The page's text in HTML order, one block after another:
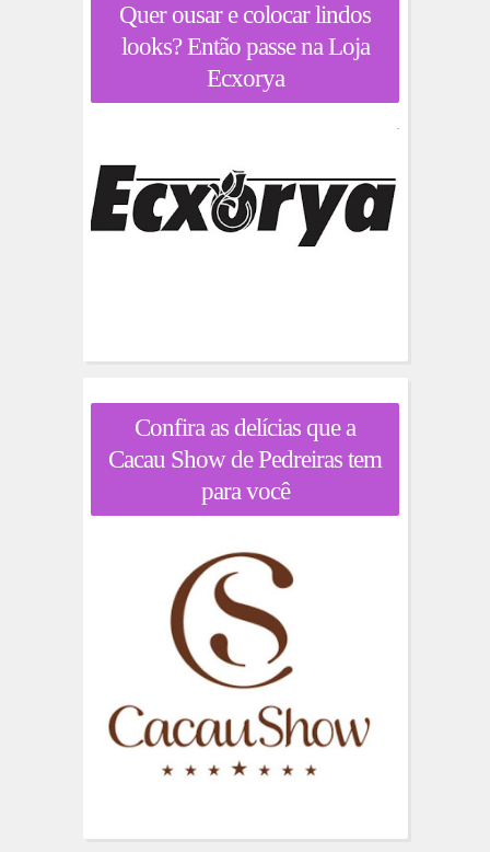
Quer ousar e colocar lindos
looks? Então passe na Loja
Ecxorya
Confira as delícias que a
Cacau Show de Pedreiras tem
para você